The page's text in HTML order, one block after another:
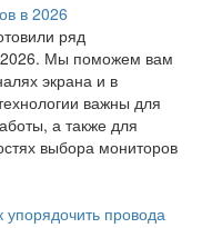
в 2026
ряд
2026. Мы поможем вам
экрана и в
важны для
а также для
выбора мониторов
провода